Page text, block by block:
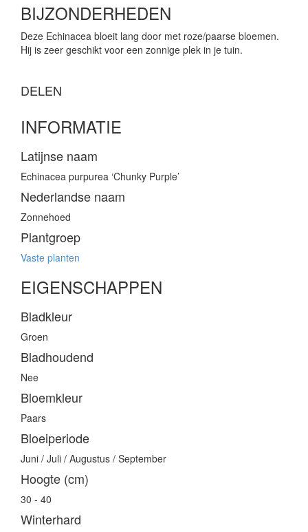
BIJZONDERHEDEN
Deze Echinacea bloeit lang door met roze/paarse bloemen.
Hij is zeer geschikt voor een zonnige plek in je tuin.
DELEN
INFORMATIE
Latijnse naam
Echinacea purpurea ‘Chunky Purple’
Nederlandse naam
Zonnehoed
Plantgroep
Vaste planten
EIGENSCHAPPEN
Bladkleur
Groen
Bladhoudend
Nee
Bloemkleur
Paars
Bloeiperiode
Juni / Juli / Augustus / September
Hoogte (cm)
30 - 40
Winterhard